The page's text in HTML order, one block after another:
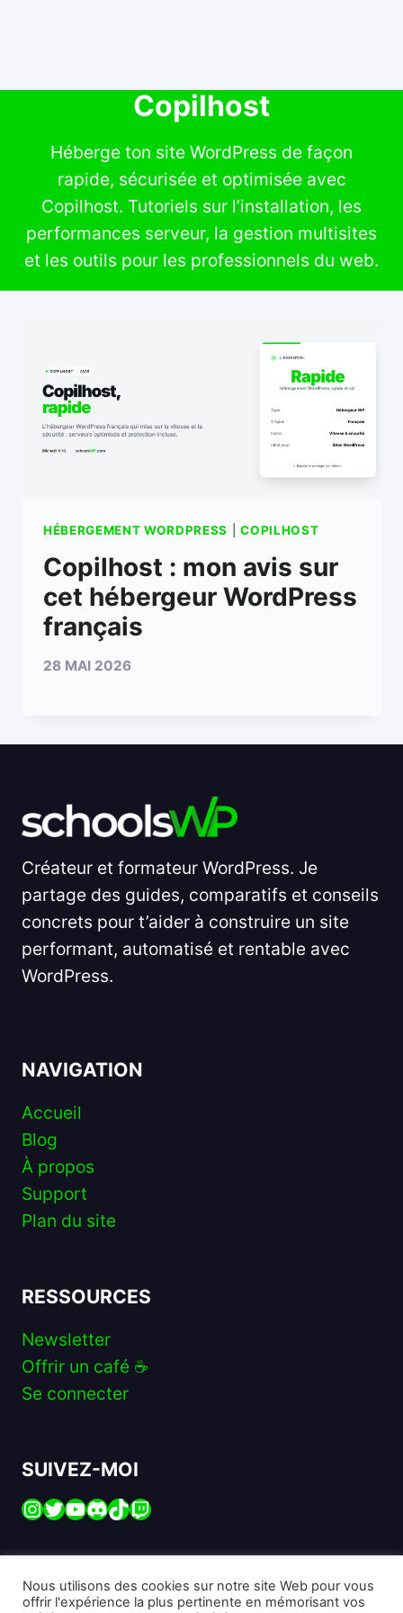
​​​​​​Copilhost
Héberge ton site WordPress de façon
rapide, sécurisée et optimisée avec
Copilhost. Tutoriels sur l’installation, les
performances serveur, la gestion multisites
et les outils pour les professionnels du web.
HÉBERGEMENT WORDPRESS |​​​​​​COPILHOST
Copilhost : mon avis sur
cet hébergeur WordPress
français
28 MAI 2026
Créateur et formateur WordPress. Je
partage des guides, comparatifs et conseils
concrets pour t’aider à construire un site
performant, automatisé et rentable avec
WordPress.
NAVIGATION
Accueil
Blog
À propos
Support
Plan du site
RESSOURCES
Newsletter
Offrir un café ☕️
Se connecter
SUIVEZ-MOI
Instagram
Twitter
YouTube
Discord
TikTok
Twitch
Nous utilisons des cookies sur notre site Web pour vous
offrir l'expérience la plus pertinente en mémorisant vos